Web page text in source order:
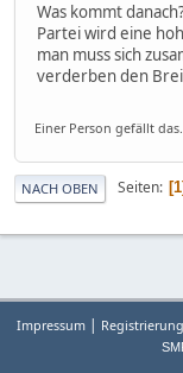
Was kommt
Partei wird eine
man muss sich
verderben den
Einer Person gefällt das.
NACH OBEN Seiten 1
Impressum |